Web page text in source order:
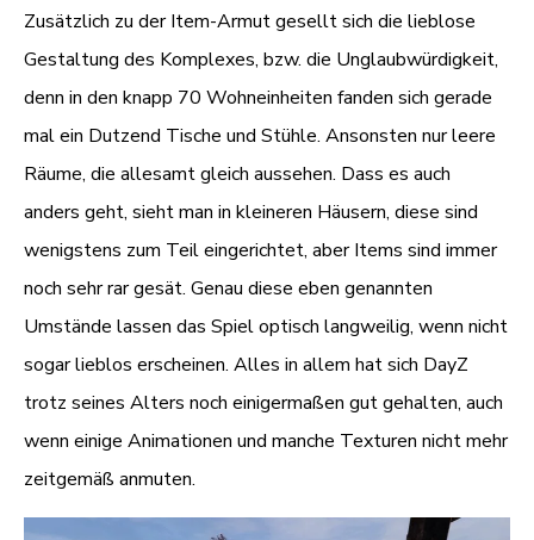
Zusätzlich zu der Item-Armut gesellt sich die lieblose
Gestaltung des Komplexes, bzw. die Unglaubwürdigkeit,
denn in den knapp 70 Wohneinheiten fanden sich gerade
mal ein Dutzend Tische und Stühle. Ansonsten nur leere
Räume, die allesamt gleich aussehen. Dass es auch
anders geht, sieht man in kleineren Häusern, diese sind
wenigstens zum Teil eingerichtet, aber Items sind immer
noch sehr rar gesät. Genau diese eben genannten
Umstände lassen das Spiel optisch langweilig, wenn nicht
sogar lieblos erscheinen. Alles in allem hat sich DayZ
trotz seines Alters noch einigermaßen gut gehalten, auch
wenn einige Animationen und manche Texturen nicht mehr
zeitgemäß anmuten.